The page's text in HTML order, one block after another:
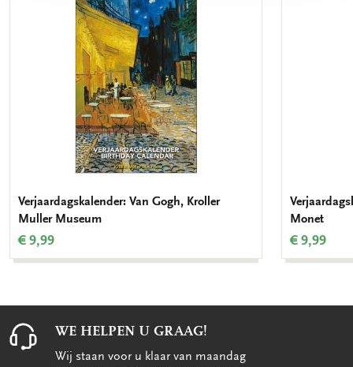
Verjaardagskalender: Van Gogh, Kroller
Muller Museum
€ 9,99
Monet
€ 9,99
WE HELPEN U GRAAG!
Wij staan voor u klaar van maandag